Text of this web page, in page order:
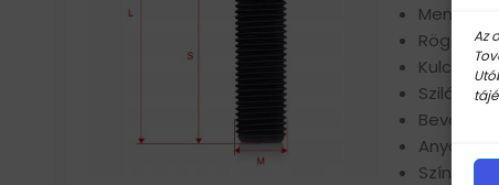
Az
Bevonat:
Anyag:
Szín: